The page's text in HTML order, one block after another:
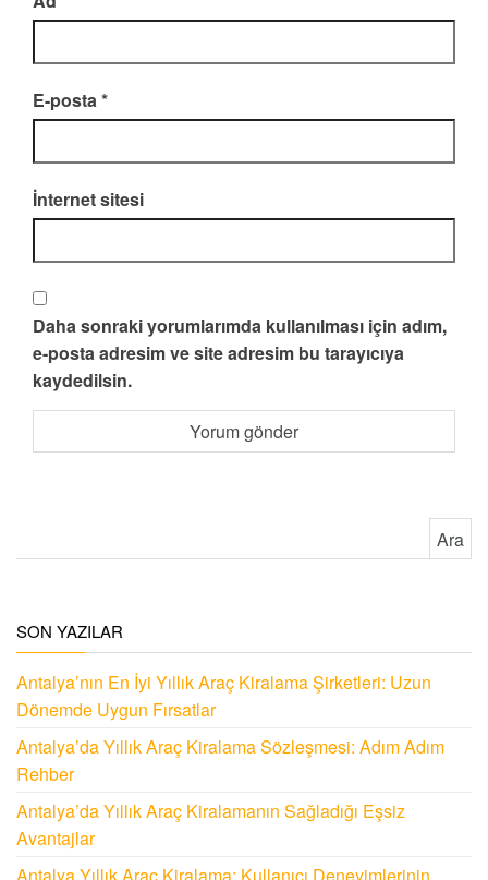
E-posta*
İnternet sitesi
Daha sonraki yorumlarımda kullanılması için adım,
e-posta adresim ve site adresim bu tarayıcıya
kaydedilsin.
SON YAZILAR
Antalya’nın En İyi Yıllık Araç Kiralama Şirketleri: Uzun
Dönemde Uygun Fırsatlar
Antalya’da Yıllık Araç Kiralama Sözleşmesi: Adım Adım
Rehber
Antalya’da Yıllık Araç Kiralamanın Sağladığı Eşsiz
Avantajlar